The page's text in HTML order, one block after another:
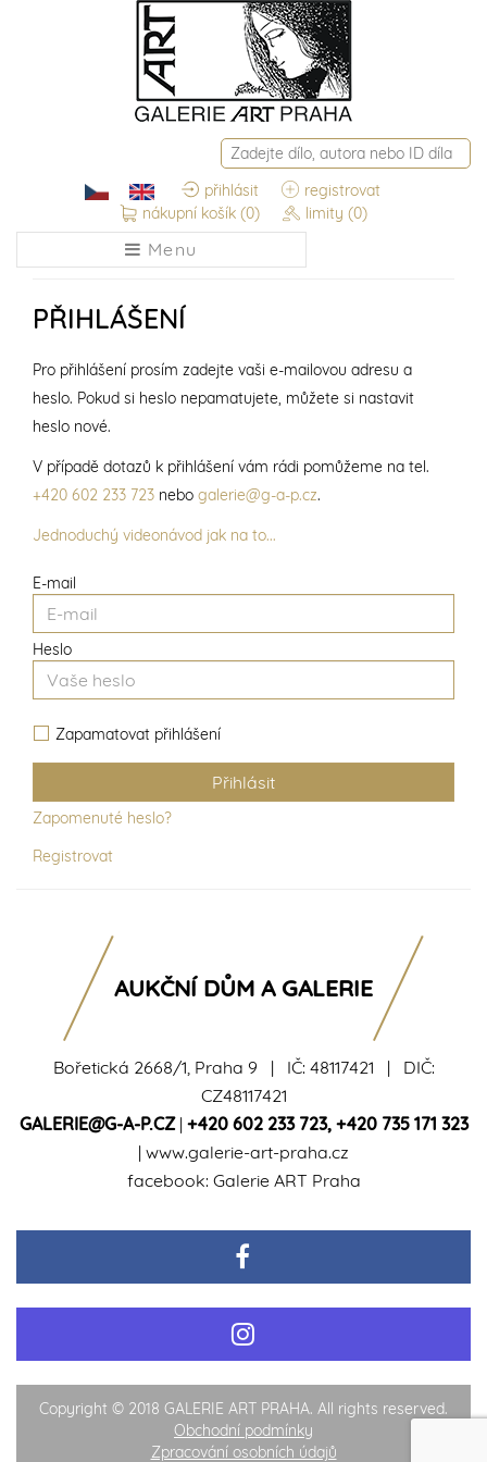
přihlásit
registrovat
nákupní košík (0) limity (0)
Menu
PŘIHLÁŠENÍ
E-mail
Heslo
Zapamatovat přihlášení
Zapomenuté heslo?
Registrovat
Pro přihlášení prosím zadejte vaši e-mailovou adresu a
heslo. Pokud si heslo nepamatujete, můžete si nastavit
heslo nové.
V případě dotazů k přihlášení vám rádi pomůžeme na tel.
+420 602 233 723 nebo galerie@g-a-p.cz.
Jednoduchý videonávod jak na to...
Bořetická 2668/1, Praha 9 | IČ: 48117421 | DIČ:
CZ48117421
GALERIE@G-A-P.CZ| +420 602 233 723, +420 735 171 323
| www.galerie-art-praha.cz
facebook: Galerie ART Praha
AUKČNÍ DŮM A GALERIE
Copyright © 2018 GALERIE ART PRAHA. All rights reserved.
Obchodní podmínky
Zpracování osobních údajů